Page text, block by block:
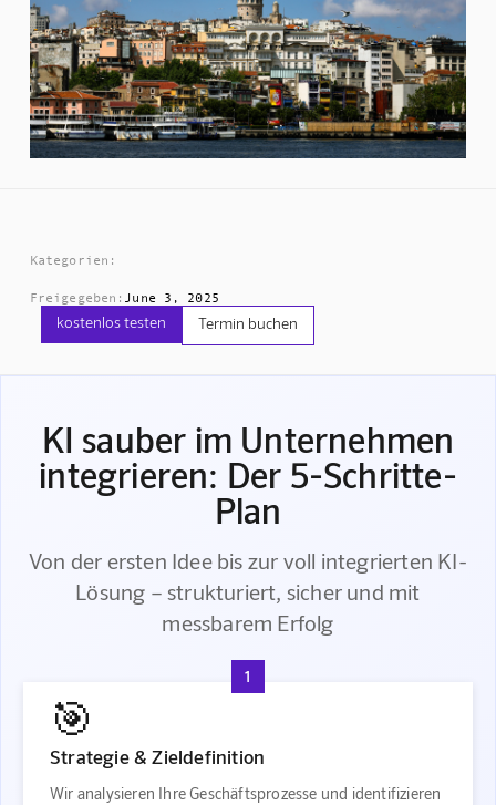
Kategorien:
Freigegeben: June 3, 2025
kostenlos testen Termin buchen
KI sauber im Unternehmen
integrieren: Der 5-Schritte-
Plan
Von der ersten Idee bis zur voll integrierten KI-
Lösung – strukturiert, sicher und mit
messbarem Erfolg
1
🎯
Strategie & Zieldefinition
Wir analysieren Ihre Geschäftsprozesse und identifizieren